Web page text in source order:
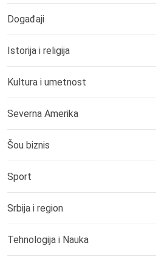
Događaji
Istorija i religija
Kultura i umetnost
Severna Amerika
Šou biznis
Sport
Srbija i region
Tehnologija i Nauka